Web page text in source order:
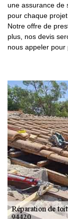
une assurance de
pour chaque
Notre offre de
plus, nos devis
nous appeler pour